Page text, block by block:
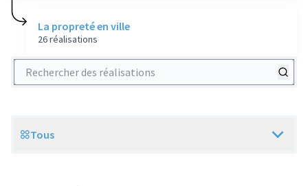
La propreté en ville
26 réalisations
Rechercher des réalisations
Scope
Tous